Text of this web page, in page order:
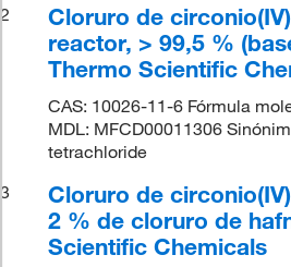
2
Cloruro de
reactor, > 99,5 %
Thermo Scientific
CAS: 10026-11-6 Fórmula
MDL: MFCD00011306
tetrachloride
3
Cloruro de
2 % de cloruro de
Scientific Chemicals